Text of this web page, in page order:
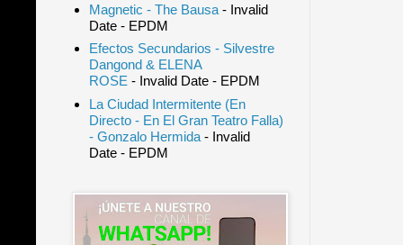
Magnetic - The Bausa- Invalid
Date- EPDM
Efectos Secundarios - Silvestre
Dangond & ELENA
ROSE - Invalid Date- EPDM
La Ciudad Intermitente (En
Directo - En El Gran Teatro Falla)
- Gonzalo Hermida- Invalid
Date- EPDM